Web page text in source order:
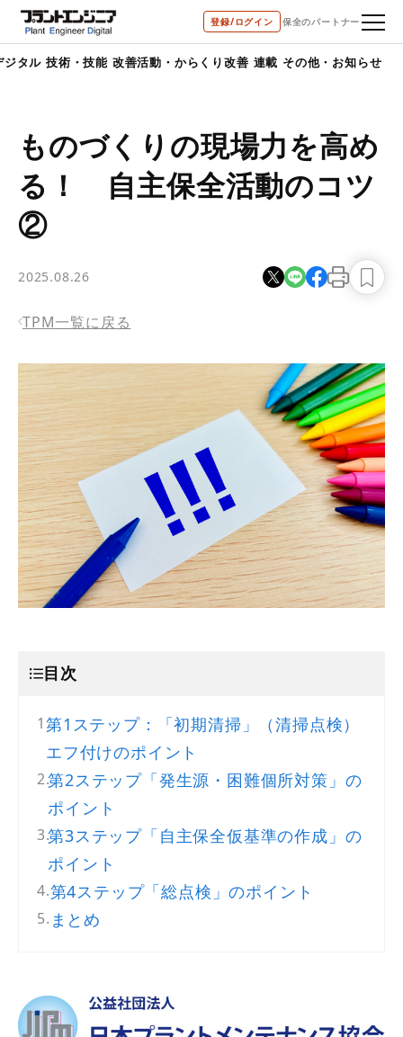
登録/ログイン 保全のパートナー
ジタル 技術・技能 改善活動・からくり改善 連載 その他・お知らせ
bool(true)
ものづくりの現場力を高め
る！ 自主保全活動のコツ
②
2025.08.26
TPM一覧に戻る
目次
第1ステップ：「初期清掃」（清掃点検）
エフ付けのポイント
第2ステップ「発生源・困難個所対策」の
ポイント
第3ステップ「自主保全仮基準の作成」の
ポイント
第4ステップ「総点検」のポイント
まとめ